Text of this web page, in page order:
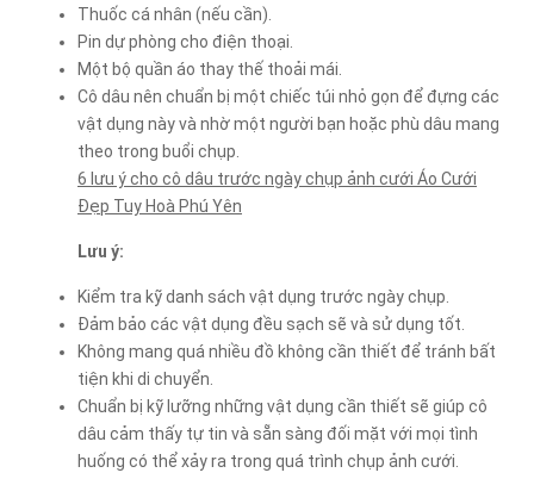
Thuốc cá nhân (nếu cần).
Pin dự phòng cho điện thoại.
Một bộ quần áo thay thế thoải mái.
Cô dâu nên chuẩn bị một chiếc túi nhỏ gọn để đựng các
vật dụng này và nhờ một người bạn hoặc phù dâu mang
theo trong buổi chụp.
6 lưu ý cho cô dâu trước ngày chụp ảnh cưới Áo Cưới
Đẹp Tuy Hoà Phú Yên
Lưu ý:
Kiểm tra kỹ danh sách vật dụng trước ngày chụp.
Đảm bảo các vật dụng đều sạch sẽ và sử dụng tốt.
Không mang quá nhiều đồ không cần thiết để tránh bất
tiện khi di chuyển.
Chuẩn bị kỹ lưỡng những vật dụng cần thiết sẽ giúp cô
dâu cảm thấy tự tin và sẵn sàng đối mặt với mọi tình
huống có thể xảy ra trong quá trình chụp ảnh cưới.